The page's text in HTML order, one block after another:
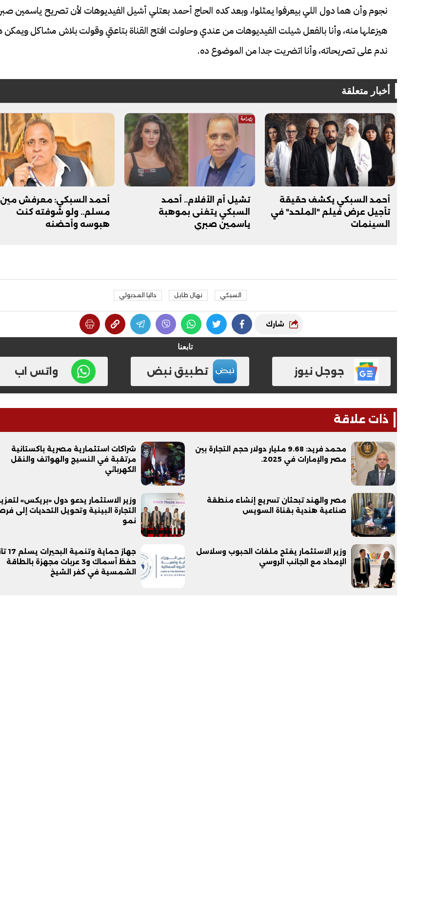
نجوم وأن هما دول اللي بيعرفوا يمثلوا، وبعد كده الحاج أحمد بعتلي أشيل الفيديوهات لأن تصريح ياسمين
هيزعلها منه، وأنا بالفعل شيلت الفيديوهات من عندي وحاولت افتح القناة بتاعتي وقولت بلاش مشاكل ويمكن
ندم على تصريحاته، وأنا اتضريت جدا من الموضوع ده.
أخبار متعلقة
أحمد السبكي يكشف حقيقة
تأجيل عرض فيلم "الملحد" في
السينمات
تشيل أم الأفلام.. أحمد
السبكي يتغنى بموهبة
ياسمين صبري
أحمد السبكي: معرفش مين
مسلم.. ولو شوفته كنت
هبوسه وأحضنه
السبكي نهال طايل داليا المدبولي
شارك
تابعنا
جوجل نيوز تطبيق نبض واتس اب
ذات علاقة
محمد فريد: 9.68 مليار دولار حجم التجارة بين
مصر والإمارات في 2025.
شراكات استثمارية مصرية باكستانية
مرتقبة في النسيج والهواتف والنقل
الكهربائي
مصر والهند تبحثان تسريع إنشاء منطقة
صناعية هندية بقناة السويس
وزير الاستثمار يدعو دول «بريكس»
التجارة البينية وتحويل التحديات إلى
نمو
وزير الاستثمار يفتح ملفات الحبوب وسلاسل
الإمداد مع الجانب الروسي
جهاز حماية
حفظ أسماك و3 عربات مجهزة بالطاقة
الشمسية في كفر الشيخ